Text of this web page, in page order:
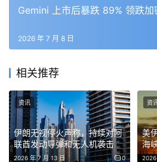
Gemini 上市后暴跌 89% 领跌加
2026 年 7 月 8 日
相关推荐
伊朗无视停火声称，持续对阿
联酋发动导弹和无人机袭击
2026 年 7 月 13 日 0
资讯
美
海
高
资